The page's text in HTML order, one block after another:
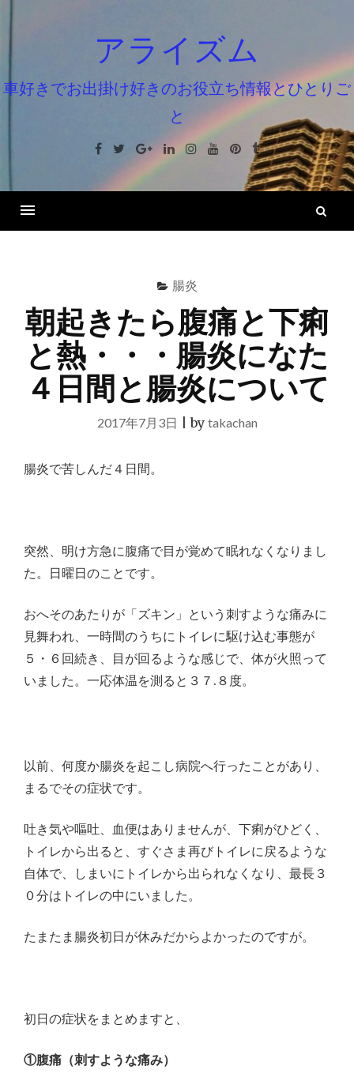
ン
ツ
ッ
アライズム
車好きでお出掛け好きのお役立ち情報とひとりご
と
Facebook
TwitterGoogle+LinkedinInstagramYoutube
Pinterest
Tumblr
腸炎
朝起きたら腹痛と下痢
と熱・・・腸炎になた
４日間と腸炎について
2017年7月3日 |by takachan
腸炎で苦しんだ４日間。
突然、明け方急に腹痛で目が覚めて眠れなくなりまし
た。日曜日のことです。
おへそのあたりが「ズキン」という刺すような痛みに
見舞われ、一時間のうちにトイレに駆け込む事態が
５・６回続き、目が回るような感じで、体が火照って
いました。一応体温を測ると３７.８度。
以前、何度か腸炎を起こし病院へ行ったことがあり、
まるでその症状です。
吐き気や嘔吐、血便はありませんが、下痢がひどく、
トイレから出ると、すぐさま再びトイレに戻るような
自体で、しまいにトイレから出られなくなり、最長３
０分はトイレの中にいました。
たまたま腸炎初日が休みだからよかったのですが。
初日の症状をまとめますと、
①腹痛（刺すような痛み）